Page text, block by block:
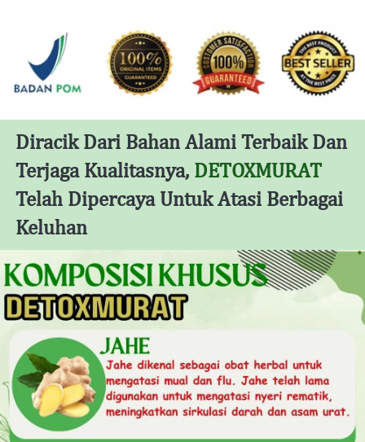
Diracik Dari Bahan Alami Terbaik Dan
Terjaga Kualitasnya,
Telah Dipercaya Untuk Atasi Berbagai
Keluhan